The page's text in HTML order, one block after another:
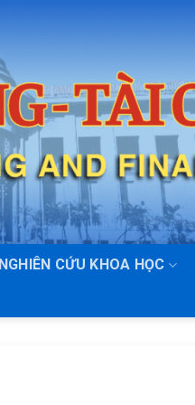
NGHIÊN CỨU KHOA HỌC